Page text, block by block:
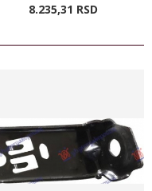
8.235,31 RSD